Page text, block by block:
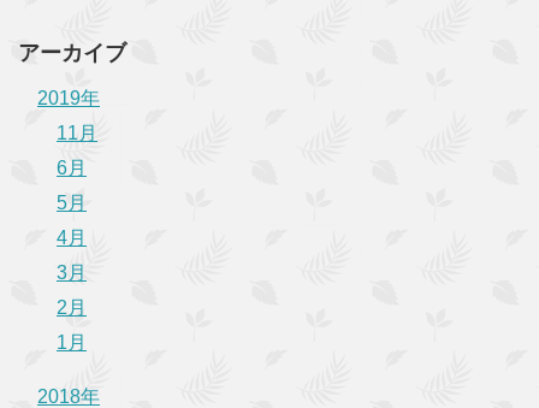
アーカイブ
2019年
11月
6月
5月
4月
3月
2月
1月
2018年